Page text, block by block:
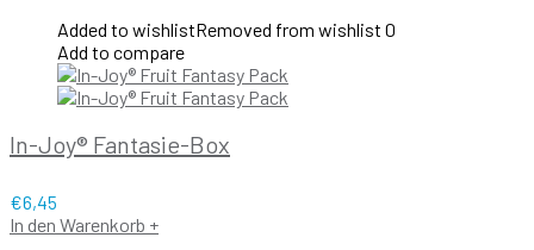
Added to wishlistRemoved from wishlist 0
Add to compare
In-Joy® Fantasie-Box
€6,45
In den Warenkorb +